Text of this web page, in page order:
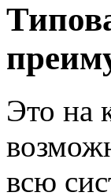
Это на
всю